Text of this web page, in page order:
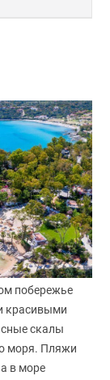
побережье
красивыми
скалы
моря. Пляжи
в море